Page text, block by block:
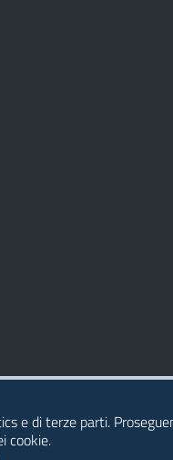
e di terze parti.
cookie.